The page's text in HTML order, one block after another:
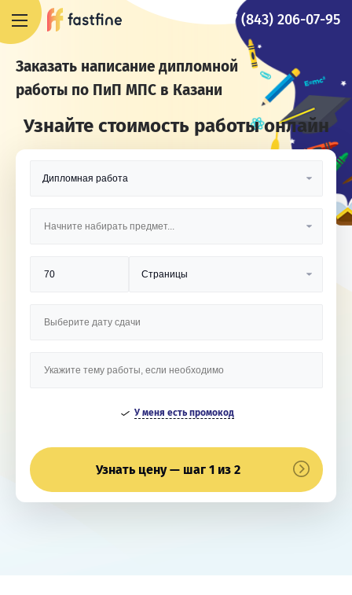
+7 (843) 206-07-95
Заказать написание дипломной
работы по ПиП МПС в Казани
Узнайте стоимость работы онлайн
У меня есть промокод
Узнать цену — шаг 1 из 2